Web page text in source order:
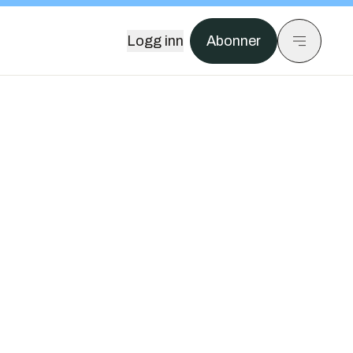
Logg inn Abonner